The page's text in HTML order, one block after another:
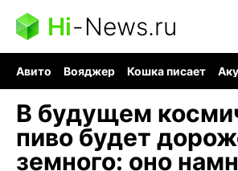
Hi-News.ru
Авито Вояджер Кошка писает
В будущем
пиво будет
земного: оно